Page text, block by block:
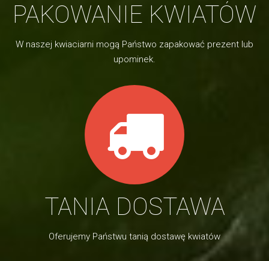
PAKOWANIE KWIATÓW
W naszej kwiaciarni mogą Państwo zapakować prezent lub
upominek.
TANIA DOSTAWA
Oferujemy Państwu tanią dostawę kwiatów